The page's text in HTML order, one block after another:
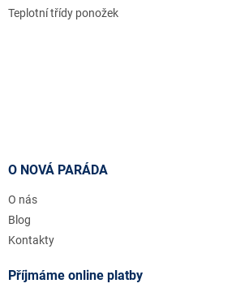
Teplotní třídy ponožek
O NOVÁ PARÁDA
O nás
Blog
Kontakty
Příjmáme online platby